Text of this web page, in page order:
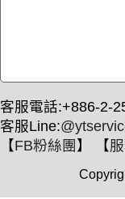
客服電話:+886-2-
客服Line:
【FB粉絲團 】 【